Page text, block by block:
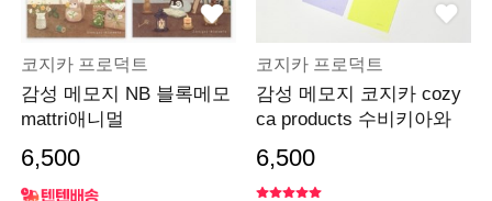
코지카 프로덕트
감성 메모지 NB 블록메모
mattri애니멀
6,500
코지카 프로덕트
감성 메모지 코지카 cozy
ca products 수비키아와
6,500